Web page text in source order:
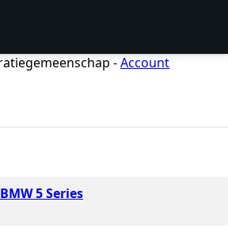
-Account
5 Series